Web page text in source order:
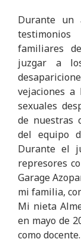
Durante un
testimonios
familiares
juzgar a
vejaciones a
sexuales
de nuestras
del equipo
Durante el
represores
Garage
mi familia,
Mi nieta
en mayo de
como docente.